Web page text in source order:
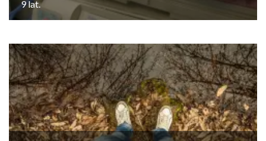
9 lat.